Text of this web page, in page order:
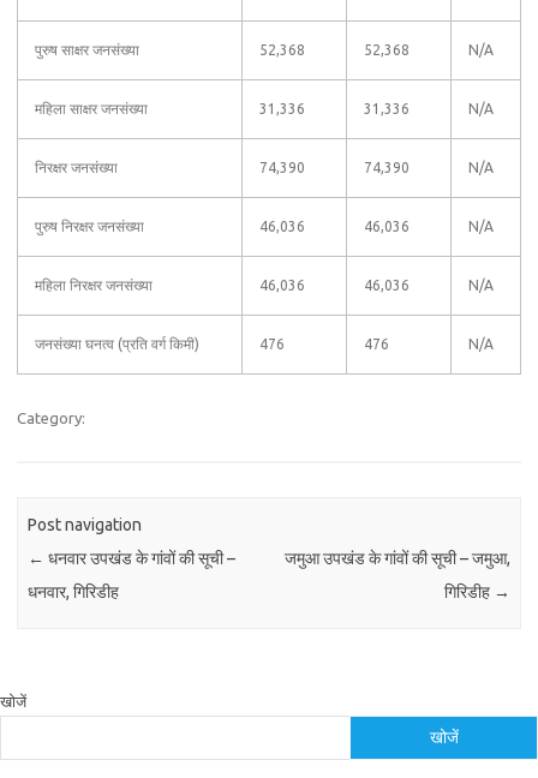
पुरुष साक्षर जनसंख्या 52,368 52,368 N/A
महिला साक्षर जनसंख्या 31,336 31,336 N/A
निरक्षर जनसंख्या 74,390 74,390 N/A
पुरुष निरक्षर जनसंख्या 46,036 46,036 N/A
महिला निरक्षर जनसंख्या 46,036 46,036 N/A
जनसंख्या घनत्व (प्रति वर्ग किमी) 476 476 N/A
Category:
Post navigation
← धनवार उपखंड के गांवों की सूची –
धनवार, गिरिडीह
जमुआ उपखंड के गांवों की सूची – जमुआ,
गिरिडीह →
खोजें
खोजें